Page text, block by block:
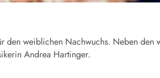
weiblichen Nachwuchs. Neben den
Andrea Hartinger.